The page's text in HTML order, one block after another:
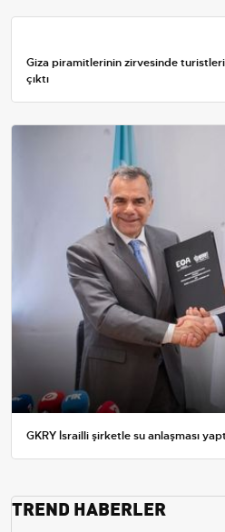
Giza piramitlerinin zirvesinde
çıktı
GKRY İsrailli şirketle su anlaşması
TREND HABERLER